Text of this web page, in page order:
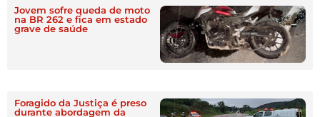
Jovem sofre queda de moto
na BR 262 e fica em estado
grave de saúde
Foragido da Justiça é preso
durante abordagem da